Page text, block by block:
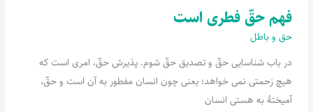
فهم حقّ فطری است
حق و باطل
در باب شناسایی حقّ و تصدیق حقّ شوم. پذیرش حقّ، امری است که
هیچ زحمتی نمی خواهد؛ یعنی چون انسان مفطور به آن است و حقّ،
آمیختۀ به هستی انسان
است